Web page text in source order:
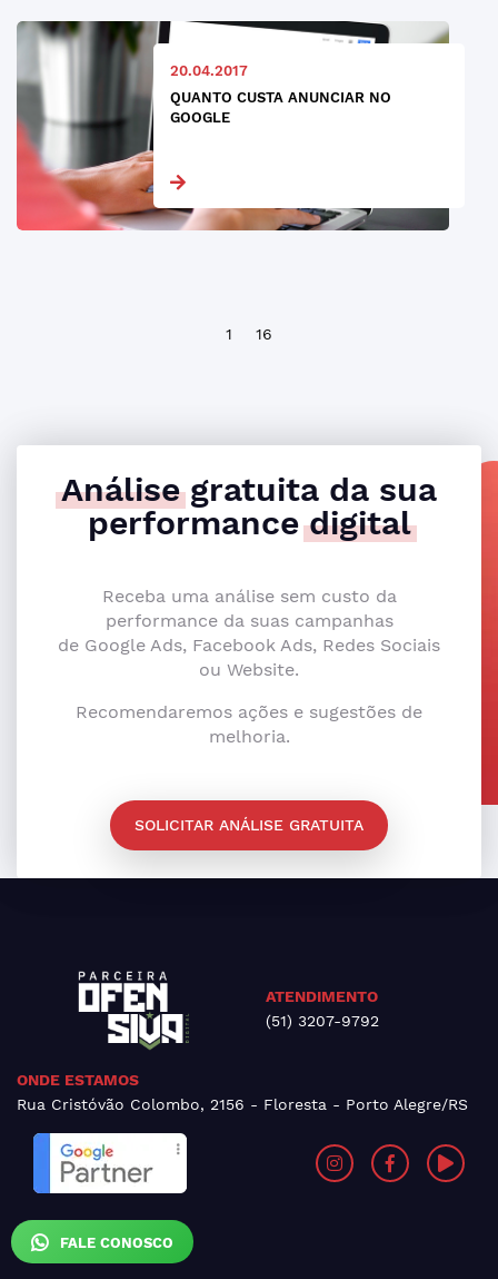
FALE CONOSCO
20.04.2017
QUANTO CUSTA ANUNCIAR NO
GOOGLE
1 16
Análisegratuita da sua
performancedigital
Receba uma análise sem custo da
performance da suas campanhas
de Google Ads, Facebook Ads, Redes Sociais
ou Website.
Recomendaremos ações e sugestões de
melhoria.
SOLICITAR ANÁLISE GRATUITA
ATENDIMENTO
(51) 3207-9792
ONDE ESTAMOS
Rua Cristóvão Colombo, 2156 - Floresta - Porto Alegre/RS